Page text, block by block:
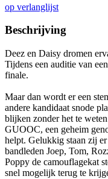
op verlanglijst
Beschrijving
Deez en Daisy dromen
Tijdens een auditie van
finale.
Maar dan wordt er een
andere kandidaat snode
blijken zonder het te
GUOOC, een geheim
helpt. Gelukkig staan zij
bandleden Joep, Tom,
Poppy de camouflagekat
snel mogelijk terug te